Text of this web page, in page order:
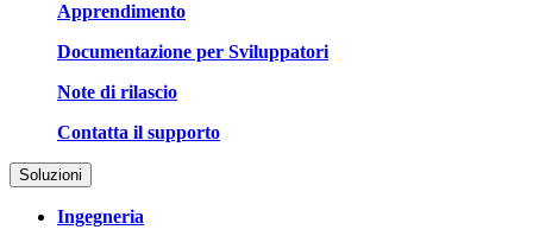
Apprendimento
Documentazione per Sviluppatori
Note di rilascio
Contatta il supporto
Soluzioni
Ingegneria